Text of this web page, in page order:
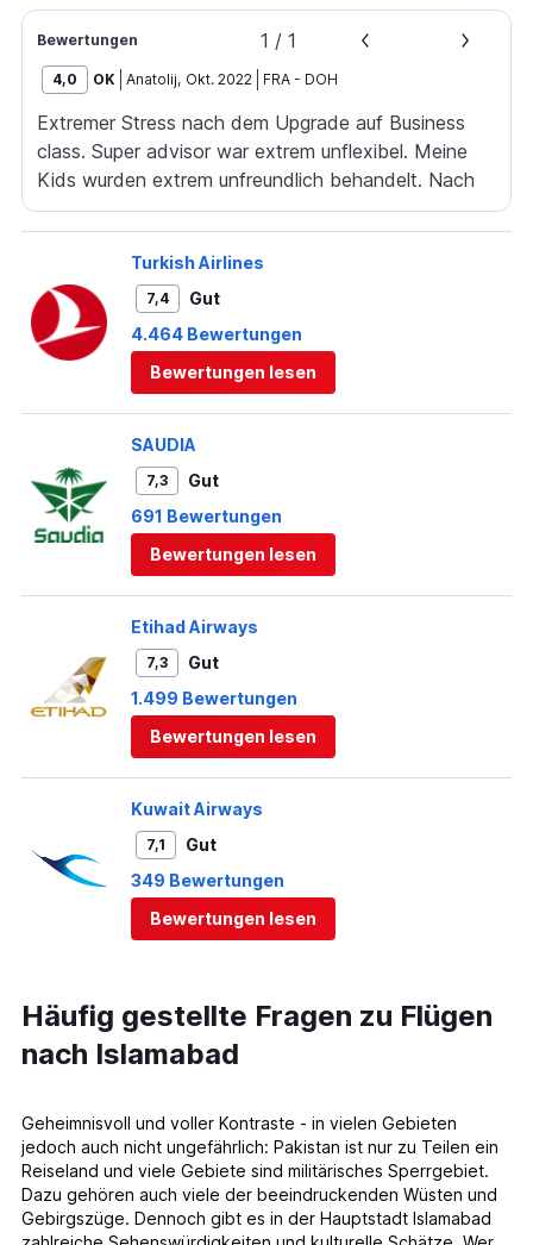
Bewertungen 1 / 1
4,0 OK Anatolij, Okt. 2022 FRA - DOH
Extremer Stress nach dem Upgrade auf Business
class. Super advisor war extrem unflexibel. Meine
Kids wurden extrem unfreundlich behandelt. Nach
diesem Flug hat Qatar einen treuen Business Kunden
mit mir verloren.
Turkish Airlines
7,4
Gut
4.464 Bewertungen
Bewertungen lesen
SAUDIA
7,3
Gut
691 Bewertungen
Bewertungen lesen
Etihad Airways
7,3
Gut
1.499 Bewertungen
Bewertungen lesen
Kuwait Airways
7,1
Gut
349 Bewertungen
Bewertungen lesen
Häufig gestellte Fragen zu Flügen
nach Islamabad
Geheimnisvoll und voller Kontraste - in vielen Gebieten
jedoch auch nicht ungefährlich: Pakistan ist nur zu Teilen ein
Reiseland und viele Gebiete sind militärisches Sperrgebiet.
Dazu gehören auch viele der beeindruckenden Wüsten und
Gebirgszüge. Dennoch gibt es in der Hauptstadt Islamabad